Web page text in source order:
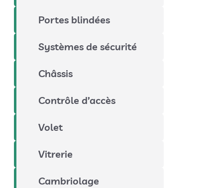
Portes blindées
Systèmes de sécurité
Châssis
Contrôle d’accès
Volet
Vitrerie
Cambriolage